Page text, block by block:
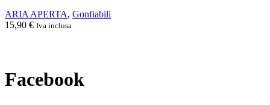
ARIA APERTA, Gonfiabili
15,90 € Iva inclusa
Facebook